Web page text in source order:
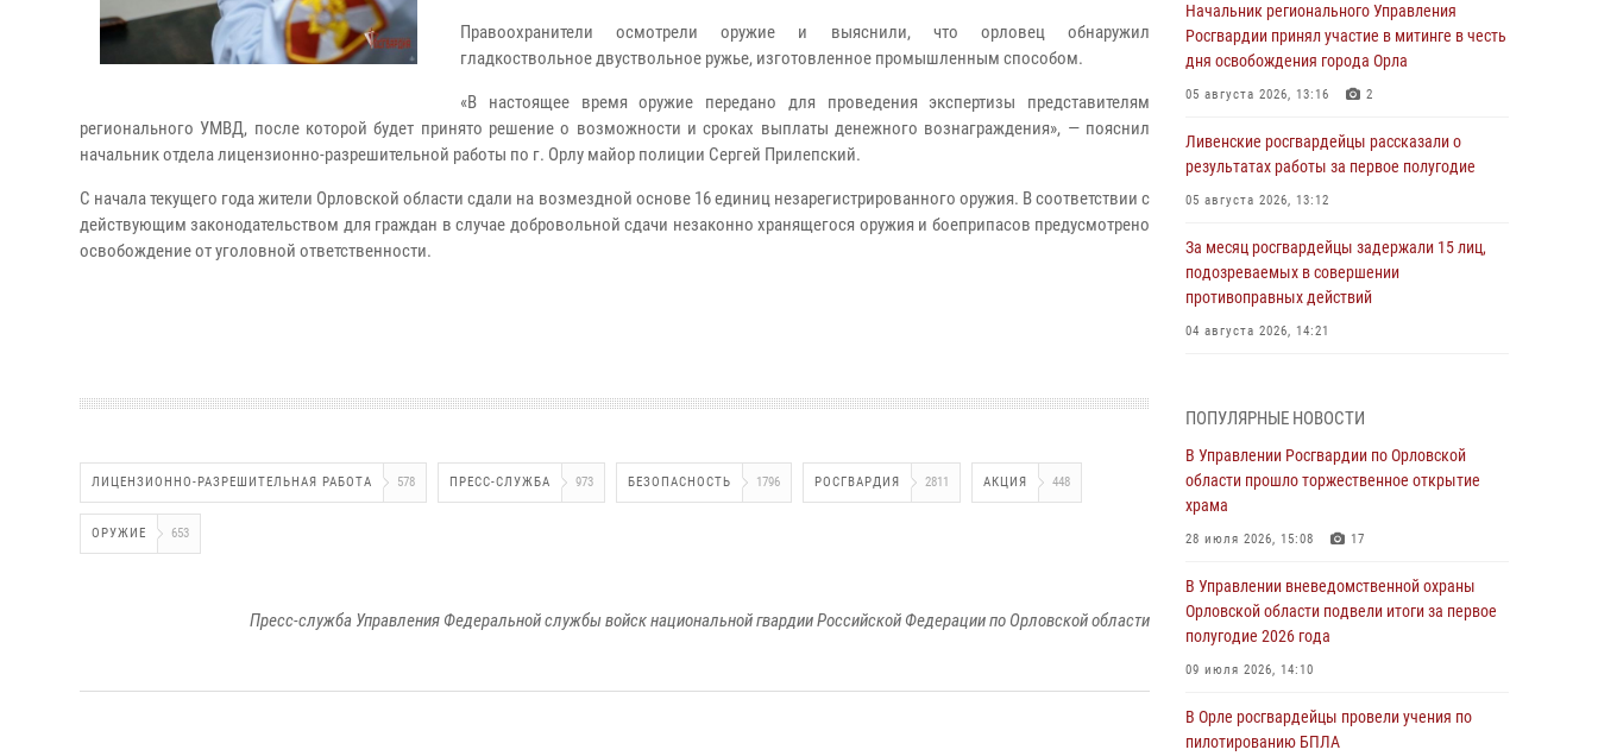
Правоохранители осмотрели оружие и выяснили, что орловец обнаружил
гладкоствольное двуствольное ружье, изготовленное промышленным способом.
«В настоящее время оружие передано для проведения экспертизы представителям
регионального УМВД, после которой будет принято решение о возможности и сроках выплаты денежного вознаграждения», — пояснил
начальник отдела лицензионно-разрешительной работы по г. Орлу майор полиции Сергей Прилепский.
С начала текущего года жители Орловской области сдали на возмездной основе 16 единиц незарегистрированного оружия. В соответствии с
действующим законодательством для граждан в случае добровольной сдачи незаконно хранящегося оружия и боеприпасов предусмотрено
освобождение от уголовной ответственности.
ЛИЦЕНЗИОННО-РАЗРЕШИТЕЛЬНАЯ РАБОТА 578 ПРЕСС-СЛУЖБА 973 БЕЗОПАСНОСТЬ 1796 РОСГВАРДИЯ 2811 АКЦИЯ 448
ОРУЖИЕ 653
Пресс-служба Управления Федеральной службы войск национальной гвардии Российской Федерации по Орловской области
Начальник регионального Управления
Росгвардии принял участие в митинге в честь
дня освобождения города Орла
05 августа 2026, 13:16 2
Ливенские росгвардейцы рассказали о
результатах работы за первое полугодие
05 августа 2026, 13:12
За месяц росгвардейцы задержали 15 лиц,
подозреваемых в совершении
противоправных действий
04 августа 2026, 14:21
За месяц росгвардейцы приняли от граждан
более 800 заявлений о предоставлении
госуслуг
Росгвардейцы обеспечили безопасность во
время празднования Дня ВДВ
03 августа 2026, 14:23
В Орле росгвардейцы приняли участие в
учениях на избирательном участке
ПОПУЛЯРНЫЕ НОВОСТИ
В Управлении Росгвардии по Орловской
области прошло торжественное открытие
храма
28 июля 2026, 15:08 17
В Управлении вневедомственной охраны
Орловской области подвели итоги за первое
полугодие 2026 года
09 июля 2026, 14:10
В Орле росгвардейцы провели учения по
пилотированию БПЛА